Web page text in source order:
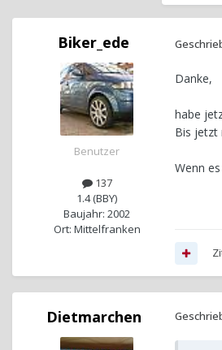
Biker_ede
Benutzer
137
1.4 (BBY)
Baujahr: 2002
Ort: Mittelfranken
Danke,
habe
Bis jetzt
Wenn
Dietmarchen